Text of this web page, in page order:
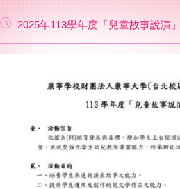
2025年113學年度「兒童故事說演